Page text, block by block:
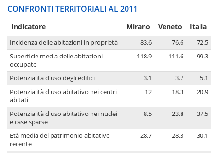
CONFRONTI TERRITORIALI AL 2011
Indicatore Mirano Veneto Italia
Incidenza delle abitazioni in proprietà 83.6 76.6
72.5
Superficie media delle abitazioni
occupate
118.9 111.6 99.3
Potenzialità d'uso degli edifici 3.1 3.7
5.1
Potenzialità d'uso abitativo nei centri
abitati
12 18.3 20.9
Potenzialità d'uso abitativo nei nuclei
e case sparse
8.5 23.8 37.5
Età media del patrimonio abitativo
recente
28.7 28.3 30.1